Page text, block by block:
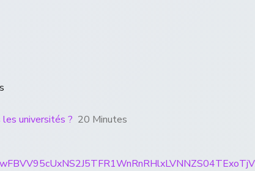
les universités ? 20 Minutes